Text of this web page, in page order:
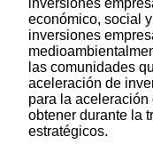
económico, social
inversiones
las comunidades
aceleración de
para la
obtener durante la
estratégicos.